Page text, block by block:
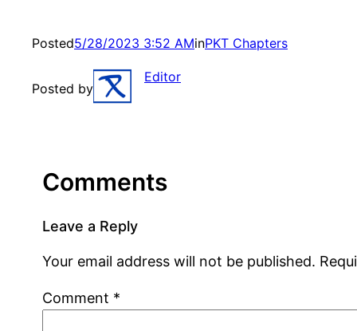
Posted5/28/2023 3:52 AMinPKT Chapters
Posted by
Editor
Comments
Leave a Reply
Your email address will not be published.
Comment *